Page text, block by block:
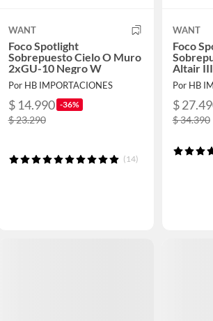
WANT
Foco Spotlight
Sobrepuesto Cielo O Muro
2xGU-10 Negro W
Por HB IMPORTACIONES
$ 14.990 -36%
$ 23.290
(14)
WANT
Foco
Altair
Por HB
$
$ 34.390